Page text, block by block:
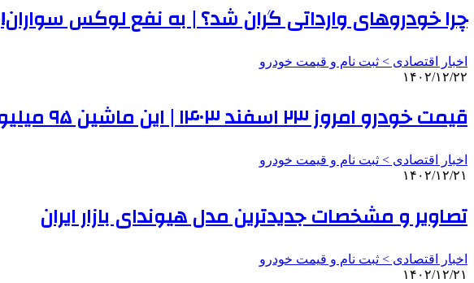
چرا خودروهای وارداتی گران شد؟ | به نفع لوکس سواران!
اخبار اقتصادی > ثبت نام و قیمت خودرو
۱۴۰۲/۱۲/۲۲
قیمت خودرو امروز ۲۳ اسفند ۱۴۰۳ | این ماشین ۹۵ میلیون تومان ارزان شد
اخبار اقتصادی > ثبت نام و قیمت خودرو
۱۴۰۲/۱۲/۲۱
تصاویر و مشخصات جدیدترین مدل هیوندای بازار ایران
اخبار اقتصادی > ثبت نام و قیمت خودرو
۱۴۰۲/۱۲/۲۱